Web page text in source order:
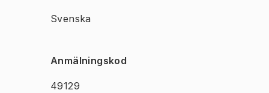
Svenska
Anmälningskod
49129